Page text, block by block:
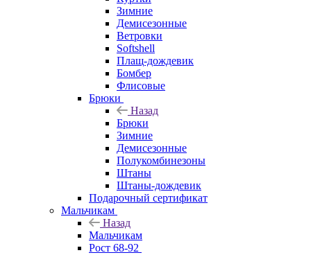
Зимние
Демисезонные
Ветровки
Softshell
Плащ-дождевик
Бомбер
Флисовые
Брюки
Назад
Брюки
Зимние
Демисезонные
Полукомбинезоны
Штаны
Штаны-дождевик
Подарочный сертификат
Мальчикам
Назад
Мальчикам
Рост 68-92